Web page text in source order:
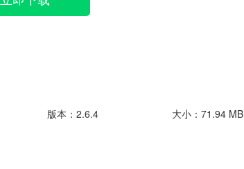
版本：2.6.4 大小：71.94 MB